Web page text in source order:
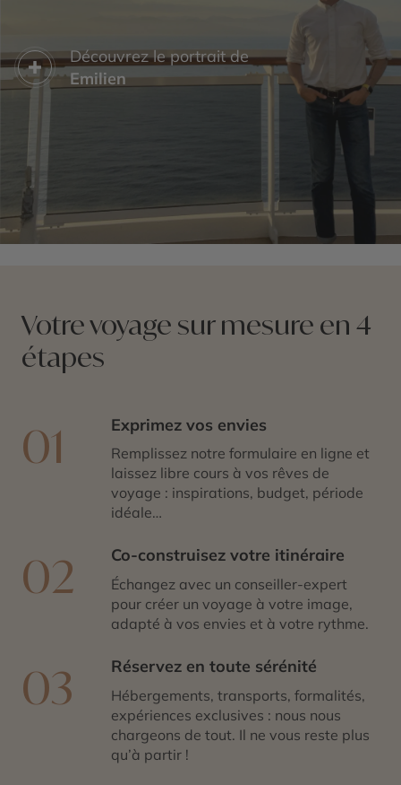
Découvrez le portrait de
Emilien
Votre voyage sur mesure en 4
étapes
01 Exprimez vos envies
Remplissez notre formulaire en ligne et
laissez libre cours à vos rêves de
voyage : inspirations, budget, période
idéale…
02 Co-construisez votre itinéraire
Échangez avec un conseiller-expert
pour créer un voyage à votre image,
adapté à vos envies et à votre rythme.
03 Réservez en toute sérénité
Hébergements, transports, formalités,
expériences exclusives : nous nous
chargeons de tout. Il ne vous reste plus
qu’à partir !